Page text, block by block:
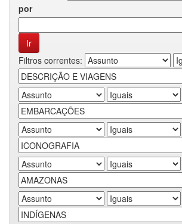
por
Filtros correntes: